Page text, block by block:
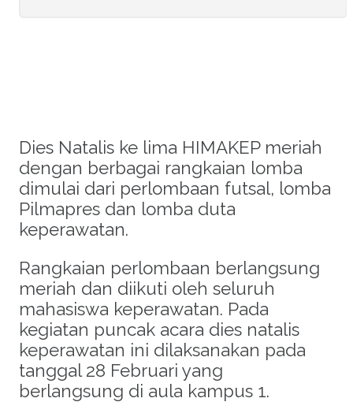
Dies Natalis ke lima HIMAKEP meriah
dengan berbagai rangkaian lomba
dimulai dari perlombaan futsal, lomba
Pilmapres dan lomba duta
keperawatan.
Rangkaian perlombaan berlangsung
meriah dan diikuti oleh seluruh
mahasiswa keperawatan. Pada
kegiatan puncak acara dies natalis
keperawatan ini dilaksanakan pada
tanggal 28 Februari yang
berlangsung di aula kampus 1.